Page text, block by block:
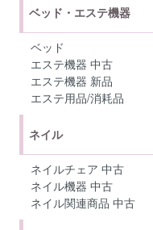
ベッド・エステ機器
ベッド
エステ機器 中古
エステ機器 新品
エステ用品/消耗品
ネイル
ネイルチェア 中古
ネイル機器 中古
ネイル関連商品 中古